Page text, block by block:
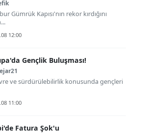
Gümrük Kapısı'nın rekor kırdığını
12:00
Gençlik Buluşması!
ve sürdürülebilirlik konusunda gençleri
11:00
Fatura Şok'u